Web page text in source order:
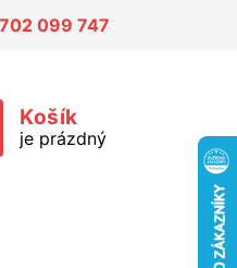
702 099 747
Košík
je prázdný